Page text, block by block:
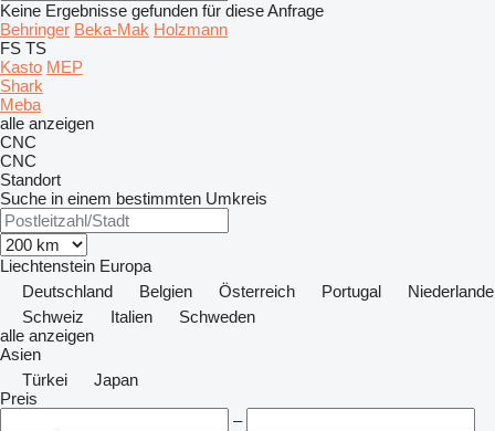
Keine Ergebnisse gefunden für diese Anfrage
Behringer Beka-Mak Holzmann
FS TS
Kasto MEP
Shark
Meba
alle anzeigen
CNC
CNC
Standort
Suche in einem bestimmten Umkreis
Liechtenstein Europa
Deutschland
Belgien Österreich Portugal
Niederlande
Schweiz
Italien
Schweden
alle anzeigen
Asien
Türkei
Japan
Preis
–